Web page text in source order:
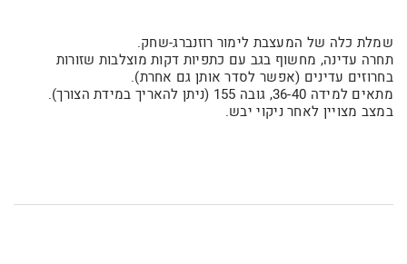
שמלת כלה של המעצבת לימור רוזנברג-שחק.
תחרה עדינה, מחשוף בגב עם כתפיות דקות מוצלבות שזורות
בחרוזים עדינים (אפשר לסדר אותן גם אחרת).
מתאים למידה 36-40, גובה 155 (ניתן להאריך במידת הצורך).
במצב מצויין לאחר ניקוי יבש.